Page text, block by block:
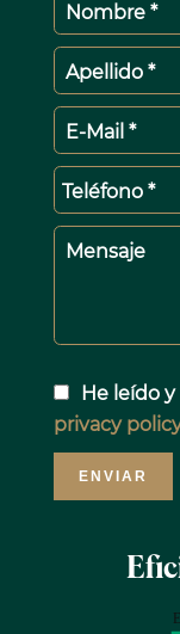
Nombre *
Apellido *
E-Mail *
Teléfono *
Mensaje
He leído
privacy
ENVIAR